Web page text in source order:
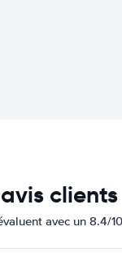
clients
avec un 8.4/